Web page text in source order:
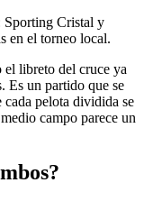
Sporting Cristal y
en el torneo local.
el libreto del cruce ya
Es un partido que se
pelota dividida se
campo parece un